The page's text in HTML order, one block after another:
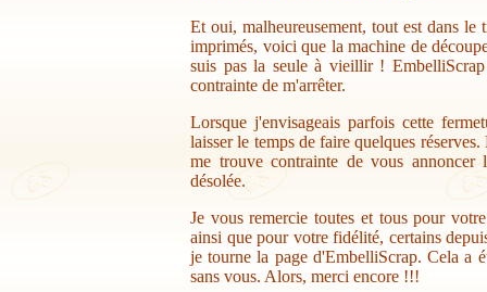
Et oui, malheureusement, tout est dans
imprimés, voici que la machine de
suis pas la seule à vieillir !
contrainte de m'arrêter.
Lorsque j'envisageais parfois cette
laisser le temps de faire quelques
me trouve contrainte de vous annoncer
désolée.
Je vous remercie toutes et tous pour
ainsi que pour votre fidélité, certains
je tourne la page d'EmbelliScrap. Cela a
sans vous. Alors, merci encore !!!